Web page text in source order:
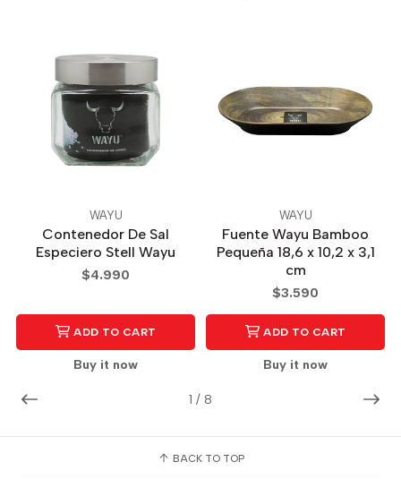
1 / 8
WAYU
Contenedor De Sal
Especiero Stell Wayu
$4.990
ADD TO CART
Buy it now
WAYU
Fuente Wayu Bamboo
Pequeña 18,6 x 10,2 x 3,1
cm
$3.590
ADD TO CART
Buy it now
BACK TO TOP